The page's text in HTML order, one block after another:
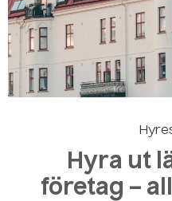
Hyra ut
företag –